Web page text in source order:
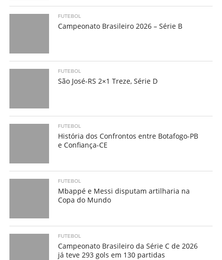
FUTEBOL
Campeonato Brasileiro 2026 – Série B
FUTEBOL
São José-RS 2×1 Treze, Série D
FUTEBOL
História dos Confrontos entre Botafogo-PB
e Confiança-CE
FUTEBOL
Mbappé e Messi disputam artilharia na
Copa do Mundo
FUTEBOL
Campeonato Brasileiro da Série C de 2026
já teve 293 gols em 130 partidas